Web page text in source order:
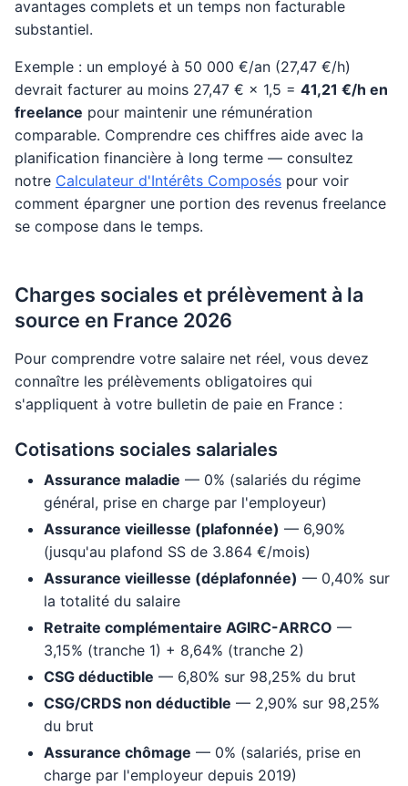
avantages complets et un temps non facturable
substantiel.
Exemple : un employé à 50 000 €/an (27,47 €/h)
devrait facturer au moins 27,47 € × 1,5 = 41,21 €/h en
freelance pour maintenir une rémunération
comparable. Comprendre ces chiffres aide avec la
planification financière à long terme — consultez
notre Calculateur d'Intérêts Composés pour voir
comment épargner une portion des revenus freelance
se compose dans le temps.
Charges sociales et prélèvement à la
source en France 2026
Pour comprendre votre salaire net réel, vous devez
connaître les prélèvements obligatoires qui
s'appliquent à votre bulletin de paie en France :
Cotisations sociales salariales
Assurance maladie — 0% (salariés du régime
général, prise en charge par l'employeur)
Assurance vieillesse (plafonnée) — 6,90%
(jusqu'au plafond SS de 3.864 €/mois)
Assurance vieillesse (déplafonnée) — 0,40% sur
la totalité du salaire
Retraite complémentaire AGIRC-ARRCO —
3,15% (tranche 1) + 8,64% (tranche 2)
CSG déductible — 6,80% sur 98,25% du brut
CSG/CRDS non déductible — 2,90% sur 98,25%
du brut
Assurance chômage — 0% (salariés, prise en
charge par l'employeur depuis 2019)